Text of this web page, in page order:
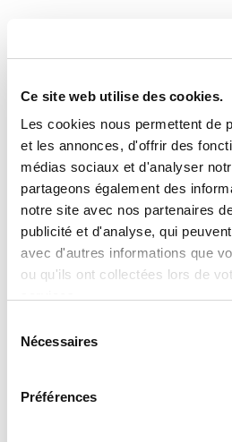
Ce site web utilise des cookies.
Les cookies nous permettent de
et les annonces, d'offrir des
médias sociaux et d'analyser
partageons également des
notre site avec nos partenaires
publicité et d'analyse, qui
avec d'autres informations que
ou qu'ils ont collectées lors de
Nécessaires
Préférences
VPT – VSC5-2800S DC-DC
convertitore DC‑DC commerciale